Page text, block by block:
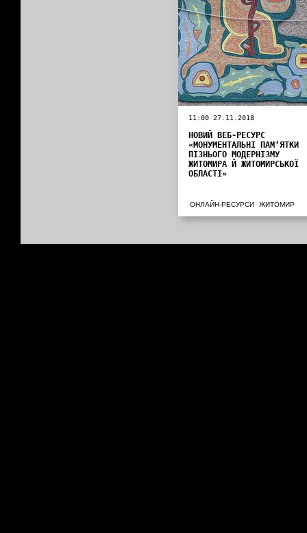
11:00 27.11.2018
НОВИЙ ВЕБ-РЕСУРС
«МОНУМЕНТАЛЬНІ ПАМ‘ЯТКИ
ПІЗНЬОГО МОДЕРНІЗМУ
ЖИТОМИРА Й ЖИТОМИРСЬКОЇ
ОБЛАСТІ»
ОНЛАЙН-РЕСУРСИ ЖИТОМИР